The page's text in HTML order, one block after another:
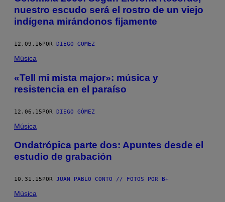
nuestro escudo será el rostro de un viejo
indígena mirándonos fijamente
12.09.16 POR DIEGO GÓMEZ
Música
«Tell mi mista major»: música y
resistencia en el paraíso
12.06.15POR DIEGO GÓMEZ
Música
Ondatrópica parte dos: Apuntes desde el
estudio de grabación
10.31.15 POR JUAN PABLO CONTO // FOTOS POR B+
Música